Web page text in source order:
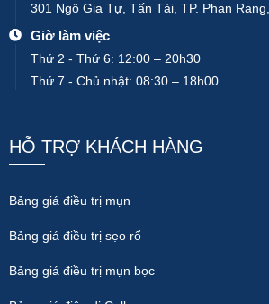
301 Ngô Gia Tự, Tấn Tài, TP. Phan
Giờ làm việc
Thứ 2 - Thứ 6: 12:00 – 20h30
Thứ 7 - Chủ nhật: 08:30 – 18h00
HỖ TRỢ KHÁCH HÀNG
Bảng giá điều trị mụn
Bảng giá điều trị sẹo rổ
Bảng giá điều trị mụn bọc